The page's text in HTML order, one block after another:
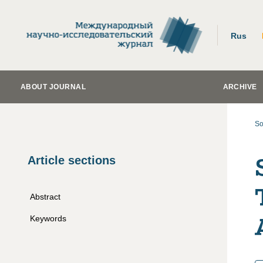
Rus
ABOUT JOURNAL ARCHIVE
Article sections
Abstract
Keywords